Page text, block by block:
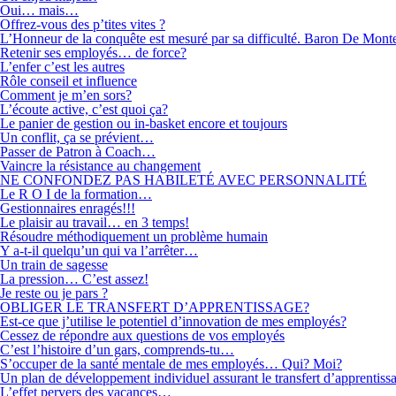
Oui… mais…
Offrez-vous des p’tites vites ?
L’Honneur de la conquête est mesuré par sa difficulté. Baron De
Retenir ses employés… de force?
L’enfer c’est les autres
Rôle conseil et influence
Comment je m’en sors?
L’écoute active, c’est quoi ça?
Le panier de gestion ou in-basket encore et toujours
Un conflit, ça se prévient…
Passer de Patron à Coach…
Vaincre la résistance au changement
NE CONFONDEZ PAS HABILETÉ AVEC PERSONNALITÉ
Le R O I de la formation…
Gestionnaires enragés!!!
Le plaisir au travail… en 3 temps!
Résoudre méthodiquement un problème humain
Y a-t-il quelqu’un qui va l’arrêter…
Un train de sagesse
La pression… C’est assez!
Je reste ou je pars ?
OBLIGER LE TRANSFERT D’APPRENTISSAGE?
Est-ce que j’utilise le potentiel d’innovation de mes employés?
Cessez de répondre aux questions de vos employés
C’est l’histoire d’un gars, comprends-tu…
S’occuper de la santé mentale de mes employés… Qui? Moi?
Un plan de développement individuel assurant le transfert
L’effet pervers des vacances…